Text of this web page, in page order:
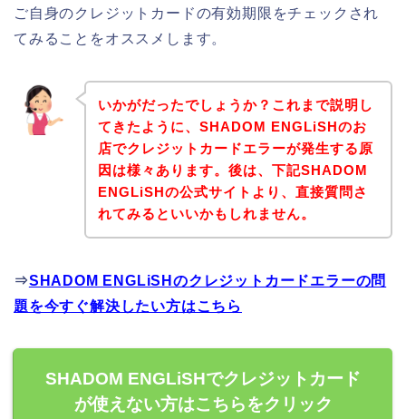
ご自身のクレジットカードの有効期限をチェックされ
てみることをオススメします。
いかがだったでしょうか？これまで説明し
てきたように、SHADOM ENGLiSHのお
店でクレジットカードエラーが発生する原
因は様々あります。後は、下記SHADOM
ENGLiSHの公式サイトより、直接質問さ
れてみるといいかもしれません。
⇒SHADOM ENGLiSHのクレジットカードエラーの問
題を今すぐ解決したい方はこちら
SHADOM ENGLiSHでクレジットカード
が使えない方はこちらをクリック